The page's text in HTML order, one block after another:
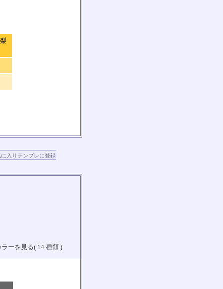
ーを見る( 14 種類 )